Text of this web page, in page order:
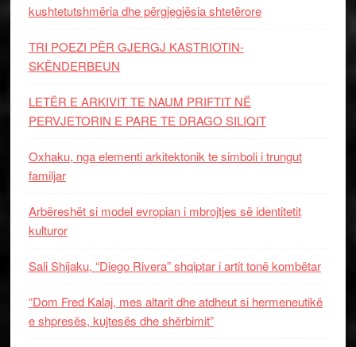
kushtetutshmëria dhe përgjegjësia shtetërore
TRI POEZI PËR GJERGJ KASTRIOTIN-
SKËNDERBEUN
LETËR E ARKIVIT TE NAUM PRIFTIT NË
PERVJETORIN E PARE TE DRAGO SILIQIT
Oxhaku, nga elementi arkitektonik te simboli i trungut
familjar
Arbëreshët si model evropian i mbrojtjes së identitetit
kulturor
Sali Shijaku, “Diego Rivera” shqiptar i artit tonë kombëtar
“Dom Fred Kalaj, mes altarit dhe atdheut si hermeneutikë
e shpresës, kujtesës dhe shërbimit”